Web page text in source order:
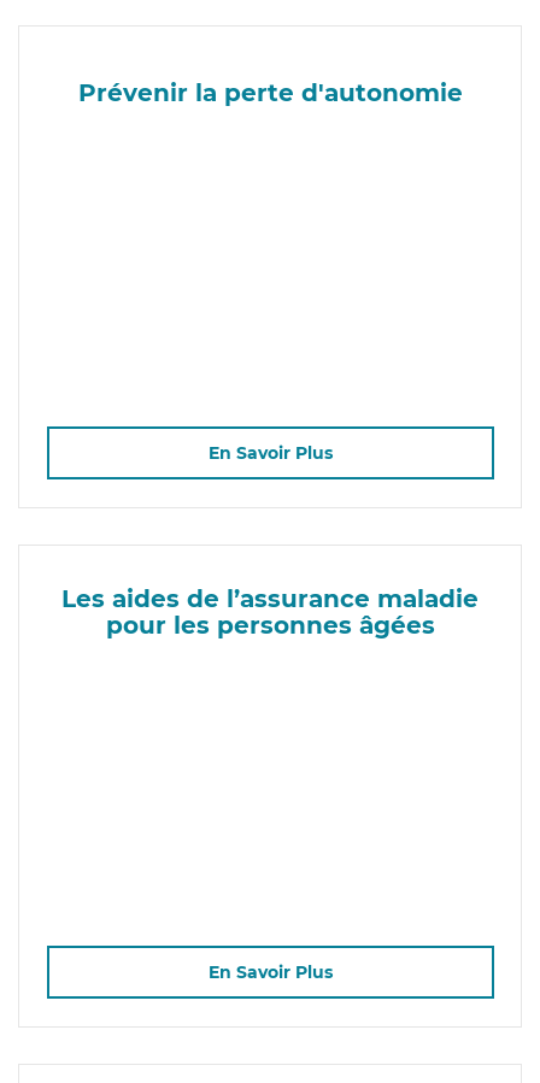
Prévenir la perte d'autonomie
En Savoir Plus
Les aides de l’assurance maladie
pour les personnes âgées
En Savoir Plus